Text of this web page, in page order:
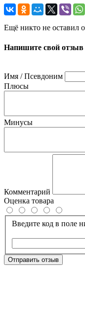
Ещё никто не оставил
Напишите свой
Имя / Псевдоним
Плюсы
Минусы
Комментарий
Оценка товара
Введите код в поле
Отправить отзыв